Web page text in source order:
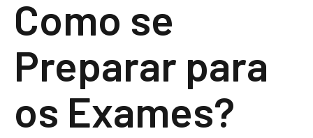
Como se
Preparar para
os Exames?